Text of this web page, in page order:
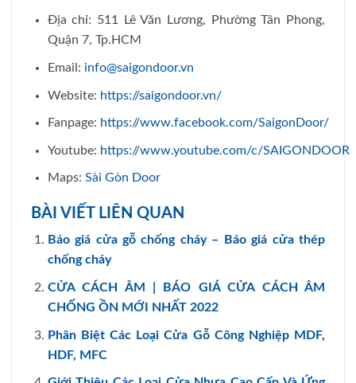
Địa chỉ: 511 Lê Văn Lương, Phường Tân Phong,
Quận 7, Tp.HCM
Email: info@saigondoor.vn
Website: https://saigondoor.vn/
Fanpage: https://www.facebook.com/SaigonDoor/
Youtube: https://www.youtube.com/c/SAIGONDOOR
Maps: Sài Gòn Door
BÀI VIẾT LIÊN QUAN
Báo giá cửa gỗ chống cháy – Báo giá cửa thép
chống cháy
CỬA CÁCH ÂM | BÁO GIÁ CỬA CÁCH ÂM
CHỐNG ỒN MỚI NHẤT 2022
Phân Biệt Các Loại Cửa Gỗ Công Nghiệp MDF,
HDF, MFC